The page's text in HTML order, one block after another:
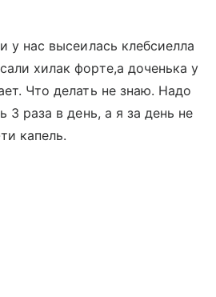
у нас высеилась клебсиелла
хилак форте,а доченька у
Что делать не знаю. Надо
3 раза в день, а я за день не
капель.